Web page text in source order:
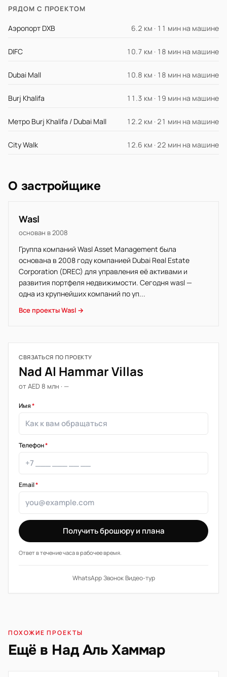
РЯДОМ С ПРОЕКТОМ
Аэропорт DXB 6.2 км · 11 мин на машине
DIFC 10.7 км · 18 мин на машине
Dubai Mall 10.8 км · 18 мин на машине
Burj Khalifa 11.3 км · 19 мин на машине
Метро Burj Khalifa / Dubai Mall 12.2 км · 21 мин на машине
City Walk 12.6 км · 22 мин на машине
О застройщике
Wasl
основан в 2008
Группа компаний Wasl Asset Management была
основана в 2008 году компанией Dubai Real Estate
Corporation (DREC) для управления её активами и
развития портфеля недвижимости. Сегодня wasl —
одна из крупнейших компаний по уп...
Все проекты Wasl →
СВЯЗАТЬСЯ ПО ПРОЕКТУ
Nad Al Hammar Villas
от AED 8 млн · —
Имя*
Телефон*
Email*
Получить брошюру и плана
Ответ в течение часа в рабочее время.
WhatsApp·Звонок·Видео-тур
ПОХОЖИЕ ПРОЕКТЫ
Ещё в Над Аль Хаммар